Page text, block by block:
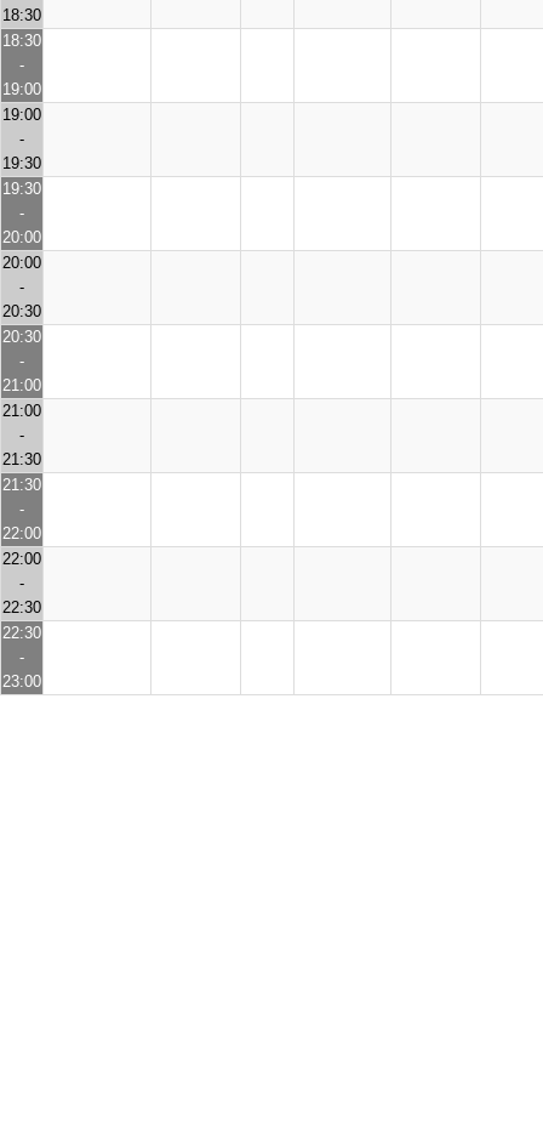
18:30
18:30
-
19:00
19:00
-
19:30
19:30
-
20:00
20:00
-
20:30
20:30
-
21:00
21:00
-
21:30
21:30
-
22:00
22:00
-
22:30
22:30
-
23:00